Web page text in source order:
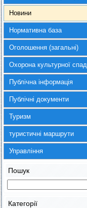
Новини
Нормативна база
Оголошення (загальні)
Охорона культурної
Публічна інформація
Публічні документи
Туризм
туристичні маршрути
Управління
Пошук
Категорії